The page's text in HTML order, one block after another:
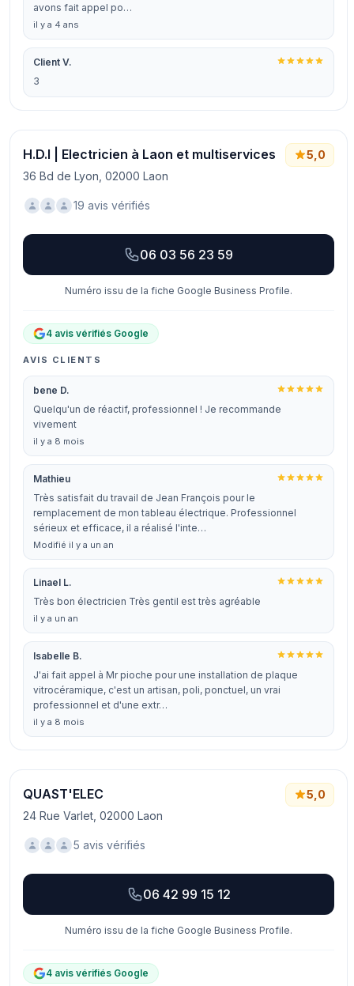
avons fait appel po…
il y a 4 ans
Client V.
3
H.D.I | Electricien à Laon et multiservices
36 Bd de Lyon, 02000 Laon
5,0
19 avis vérifiés
06 03 56 23 59
Numéro issu de la fiche Google Business Profile.
4 avis vérifiés Google
AVIS CLIENTS
bene D.
Quelqu'un de réactif, professionnel ! Je recommande
vivement
il y a 8 mois
Mathieu
Très satisfait du travail de Jean François pour le
remplacement de mon tableau électrique. Professionnel
sérieux et efficace, il a réalisé l'inte…
Modifié il y a un an
Linael L.
Très bon électricien Très gentil est très agréable
il y a un an
Isabelle B.
J'ai fait appel à Mr pioche pour une installation de plaque
vitrocéramique, c'est un artisan, poli, ponctuel, un vrai
professionnel et d'une extr…
il y a 8 mois
QUAST'ELEC
24 Rue Varlet, 02000 Laon
5,0
5 avis vérifiés
06 42 99 15 12
Numéro issu de la fiche Google Business Profile.
4 avis vérifiés Google